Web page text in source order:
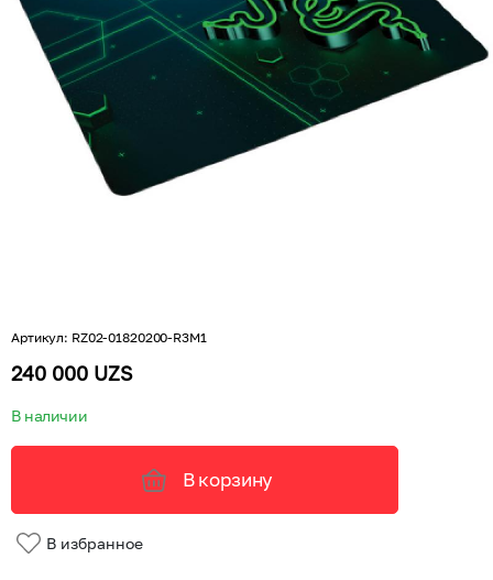
Артикул: RZ02-01820200-R3M1
240 000 UZS
В наличии
В корзину
В избранное